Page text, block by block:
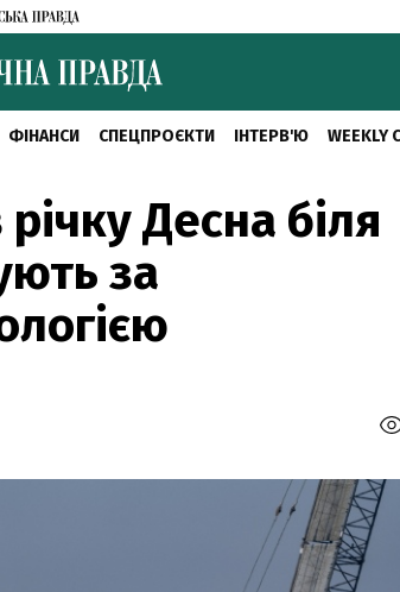
ФІНАНСИ СПЕЦПРОЄКТИ ІНТЕРВ'Ю WEEKLY
Десна біля
за